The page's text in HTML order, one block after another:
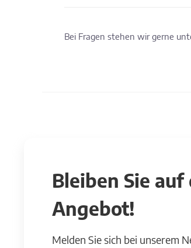
Bei Fragen stehen wir gerne
Bleiben Sie
Angebot!
Melden Sie sich bei unserem